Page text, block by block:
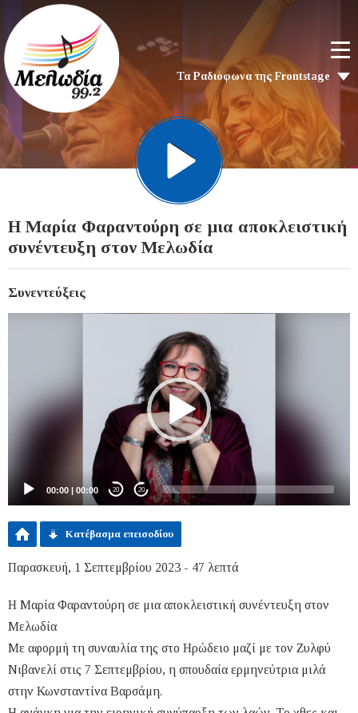
Τα Ραδιόφωνα της Frontstage
H Μαρία Φαραντούρη σε μια αποκλειστική
συνέντευξη στον Μελωδία
Συνεντεύξεις
00:00 | 00:00 20 20
Κατέβασμα επεισοδίου
Παρασκευή, 1 Σεπτεμβρίου 2023 - 47 λεπτά
H Μαρία Φαραντούρη σε μια αποκλειστική συνέντευξη στον
Μελωδία
Με αφορμή τη συναυλία της στο Ηρώδειο μαζί με τον Ζυλφύ
Νιβανελί στις 7 Σεπτεμβρίου, η σπουδαία ερμηνεύτρια μιλά
στην Κωνσταντίνα Βαρσάμη.